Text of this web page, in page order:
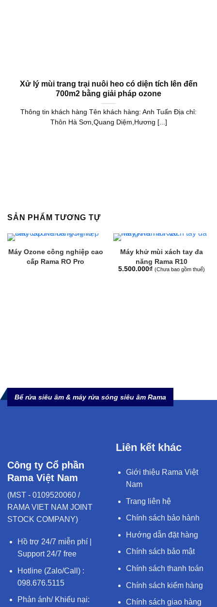
Xử lý mùi trang trại nuôi heo có diện tích lên đến
700m2 bằng giải pháp ozone
Thông tin khách hàng Tên khách hàng: Anh Tuấn Địa chỉ:
Thôn Hà Sơn,Quang Diệm,Hương [...]
SẢN PHẨM TƯƠNG TỰ
Máy Ozone công nghiệp cao
cấp Rama RO Pro
Máy khử mùi xách tay đa
năng Rama R10
5.500.000₫ (Chưa bao gồm thuế)
Bể rửa siêu âm & máy rửa sóng siêu âm Rama
Công ty Cổ phần
Rama Việt Nam
(MST - 0109520060 /
RAMA VIET NAM JOINT
STOCK COMPANY)
Hồ trợ 24/7 miễn phí |
Support 24/7 free
Hotline (Zalo/Call) :
098.676.5115
Phản ánh/ Khiếu nại:
Liên kết khác
Giới thiệu Rama Việt
Nam
Trang liên hệ
Chính sách bảo hành
Hướng dẫn đặt hàng
Chính sách bảo mật
Chính sách thanh toán
Chính sách kiểm hàng
Chính sách giao hàng